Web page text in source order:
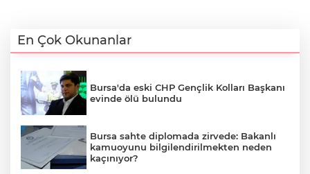
En Çok Okunanlar
Bursa'da eski CHP Gençlik Kolları Başkanı
evinde ölü bulundu
Bursa sahte diplomada zirvede: Bakanlı
kamuoyunu bilgilendirilmekten neden
kaçınıyor?